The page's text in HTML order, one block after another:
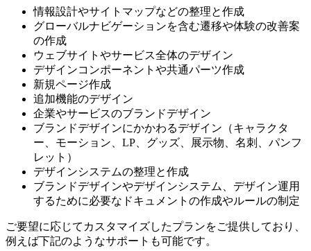
情報設計やサイトマップなどの整理と作成
グローバルナビゲーションを含む遷移や体験の改善案
の作成
ウェブサイトやサービス全体のデザイン
デザインコンポーネントや共通パーツ作成
新規ページ作成
追加機能のデザイン
企業やサービスのブランドデザイン
ブランドデザインにかかわるデザイン（キャラクタ
ー、モーション、LP、グッズ、展示物、名刺、パンフ
レット）
デザインシステムの整理と作成
ブランドデザインやデザインシステム、デザイン運用
するために必要なドキュメントの作成やルールの制定
ご要望に応じてカスタマイズしたプランをご提供しており、
例えば下記のようなサポートも可能です。